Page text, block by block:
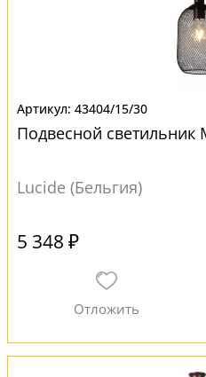
43404/15/30
Подвесной светильник
Lucide (Бельгия)
5 348 ₽